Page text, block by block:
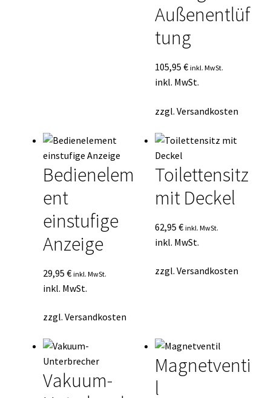
Außenentlüf
tung
105,95€ inkl. MwSt.
inkl. MwSt.
zzgl.Versandkosten
Bedienelem
ent
einstufige
Anzeige
29,95 € inkl. MwSt.
inkl. MwSt.
zzgl. Versandkosten
Toilettensitz
mit Deckel
62,95€ inkl. MwSt.
inkl. MwSt.
zzgl.Versandkosten
Vakuum-
Magnetventi
l